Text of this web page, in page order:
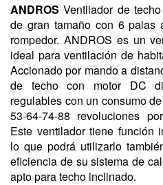
ANDROS Ventilador de
de gran tamaño con 6 palas
rompedor. ANDROS es un
ideal para ventilación de
Accionado por mando a
de techo con motor DC
regulables con un consumo
53-64-74-88 revoluciones
Este ventilador tiene función
lo que podrá utilizarlo
eficiencia de su sistema de
apto para techo inclinado.